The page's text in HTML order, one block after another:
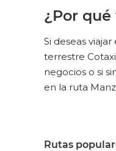
¿Por
Si deseas
terrestre
negocios o si
en la ruta
Rutas